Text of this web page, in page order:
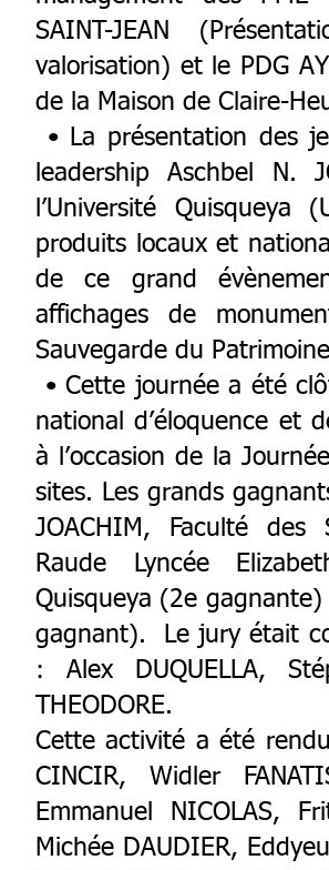
SAINT-JEAN
valorisation) et le PDG
de la Maison de Claire-
• La présentation des
leadership Aschbel N.
l’Université
produits locaux et
de ce grand
affichages de
Sauvegarde du
• Cette journée a été
national d’éloquence et
à l’occasion de la
sites. Les grands
JOACHIM, Faculté
Raude Lyncée
Quisqueya (2e gagnante)
gagnant). Le jury était
: Alex DUQUELLA,
THEODORE.
Cette activité a été
CINCIR, Widler
Emmanuel NICOLAS,
Michée DAUDIER,